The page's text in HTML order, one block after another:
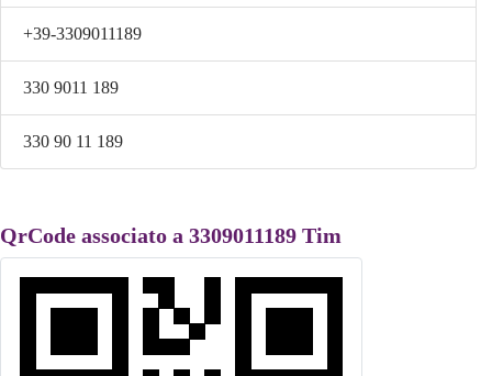
+39-3309011189
330 9011 189
330 90 11 189
QrCode associato a 3309011189 Tim